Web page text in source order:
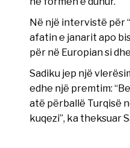
Në një intervistë për
afatin e janarit apo
për në Europian si
Sadiku jep një
edhe një premtim:
atë përballë Turqisë
kuqezi”, ka theksuar